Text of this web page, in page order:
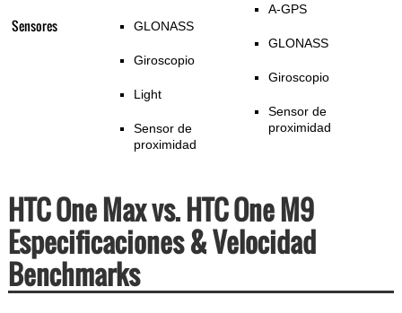
Sensores GLONASS
Giroscopio
Light
Sensor de
proximidad
A-GPS
GLONASS
Giroscopio
Sensor de
proximidad
HTC One Max vs. HTC One M9
Especificaciones & Velocidad
Benchmarks